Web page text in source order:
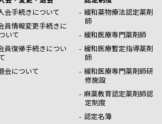
会手続きについて
員情報変更手続きに
いて
員復帰手続きについ
会について
緩和薬物療法認定薬剤
師
緩和医療専門薬剤師
緩和医療暫定指導薬剤
師
緩和医療専門薬剤師研
修施設
麻薬教育認定薬剤師認
定制度
認定名簿